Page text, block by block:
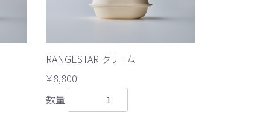
RANGESTAR クリーム
￥8,800
数量